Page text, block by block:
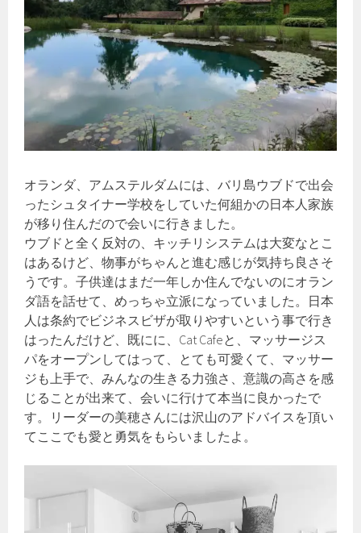
オランダ、アムステルダムには、バリ島ウブドで出会
ったシュタイナー学校をしていた何組かの日本人家族
が移り住んだので会いに行きました。
ウブドと全く反対の、キッチリシステムは大変なとこ
はあるけど、物事がちゃんと進む感じが気持ち良さそ
うです。子供達はまだ一年しか住んでないのにオラン
ダ語を話せて、めっちゃ立派になっていました。日本
人は条約でビジネスビザが取りやすいという事で行き
はったんだけど、既にに、Cat Cafeと、マッサージス
パをオープンしてはって、とても可愛くて、マッサー
ジも上手で、みんなの生きる力強さ、意識の高さを感
じることが出来て、会いに行けて本当に良かったで
す。リーダーの美穂さんには沢山のアドバイスを頂い
てここでも愛と勇気をもらいましたよ。